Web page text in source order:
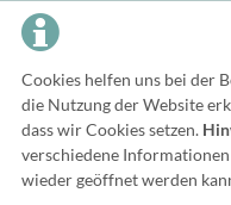
Cookies helfen uns bei der
die Nutzung der Website
dass wir Cookies setzen.
verschiedene
wieder geöffnet werden